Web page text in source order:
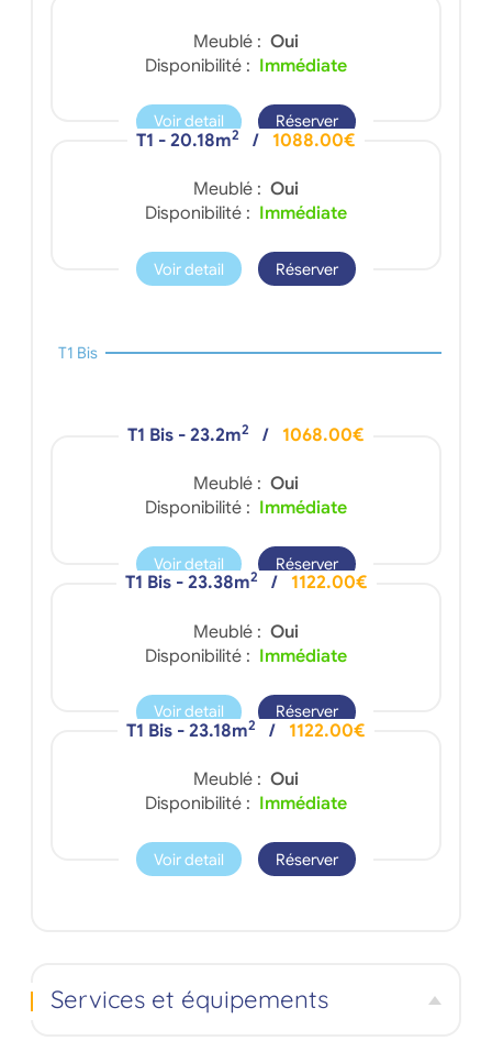
Meublé : Oui
Disponibilité : Immédiate
Voir detail Réserver
T1 - 20.18m2 / 1088.00€
Meublé : Oui
Disponibilité : Immédiate
Voir detail Réserver
T1 Bis
T1 Bis - 23.2m2 / 1068.00€
Meublé : Oui
Disponibilité : Immédiate
Voir detail Réserver
T1 Bis - 23.38m2 / 1122.00€
Meublé : Oui
Disponibilité : Immédiate
Voir detail Réserver
T1 Bis - 23.18m2 / 1122.00€
Meublé : Oui
Disponibilité : Immédiate
Voir detail Réserver
Services et équipements